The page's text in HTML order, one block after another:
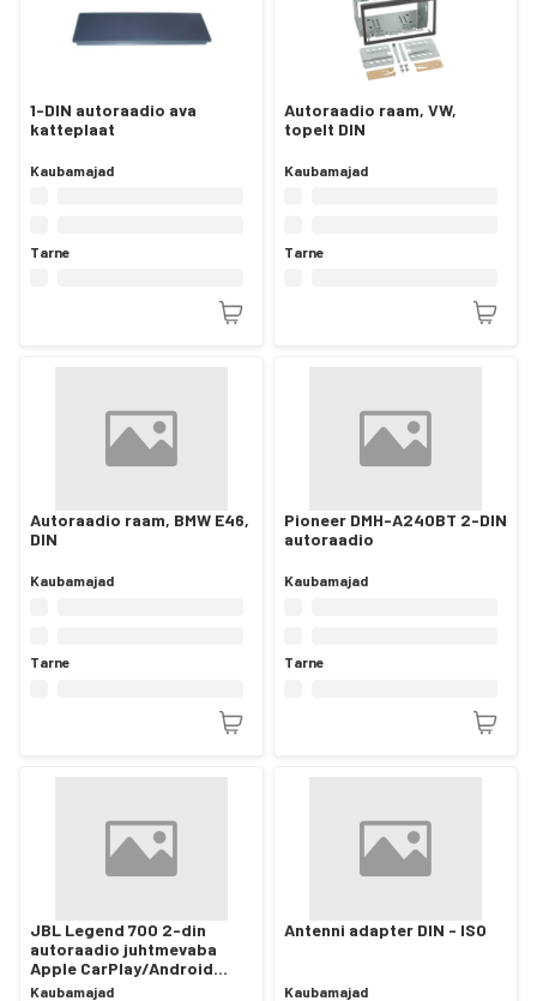
1-DIN autoraadio ava
katteplaat
Kaubamajad
Tarne
Autoraadio raam, VW,
topelt DIN
Kaubamajad
Tarne
Autoraadio raam, BMW E46,
DIN
Kaubamajad
Tarne
Pioneer DMH-A240BT 2-DIN
autoraadio
Kaubamajad
Tarne
JBL Legend 700 2-din
autoraadio juhtmevaba
Apple CarPlay/Android
Auto/Bluetooth
Kaubamajad
Antenni adapter DIN - ISO
Kaubamajad